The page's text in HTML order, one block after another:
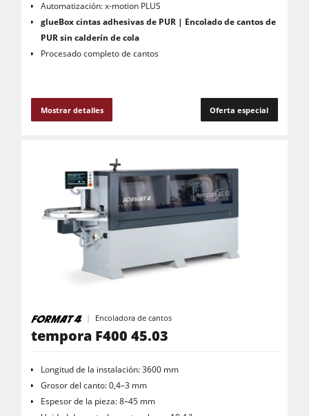
Automatización: x-motion PLUS
glueBox cintas adhesivas de PUR | Encolado de cantos de
PUR sin calderín de cola
Procesado completo de cantos
Mostrar detalles Oferta especial
Encoladora de cantos
tempora F400 45.03
Longitud de la instalación: 3600 mm
Grosor del canto: 0,4–3 mm
Espesor de la pieza: 8–45 mm